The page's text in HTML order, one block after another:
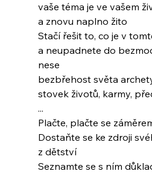
vaše téma je ve vašem
a znovu naplno žito
Stačí řešit to, co je v
a neupadnete do
nese
bezbřehost světa
stovek životů, karmy,
...
Plačte, plačte se
Dostaňte se ke zdroji
z dětství
Seznamte se s ním